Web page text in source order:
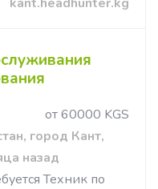
от 60000 KGS
город Кант,
назад
Техник по